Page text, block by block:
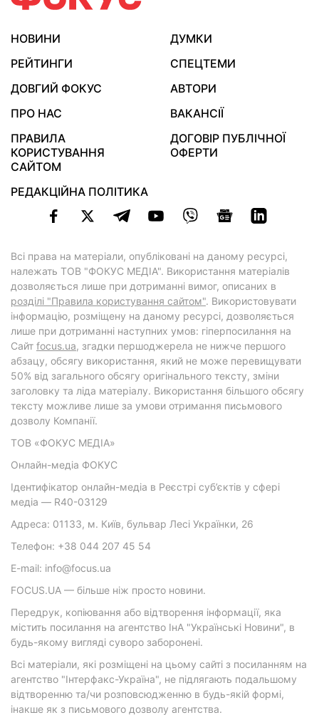
НОВИНИ
ДУМКИ
РЕЙТИНГИ
СПЕЦТЕМИ
ДОВГИЙ ФОКУС
АВТОРИ
ПРО НАС
ВАКАНСІЇ
ПРАВИЛА
КОРИСТУВАННЯ
САЙТОМ
ДОГОВІР ПУБЛІЧНОЇ
ОФЕРТИ
РЕДАКЦІЙНА ПОЛІТИКА
Всі права на матеріали, опубліковані на даному ресурсі,
належать ТОВ "ФОКУС МЕДІА". Використання матеріалів
дозволяється лише при дотриманні вимог, описаних в
розділі "Правила користування сайтом". Використовувати
інформацію, розміщену на даному ресурсі, дозволяється
лише при дотриманні наступних умов: гіперпосилання на
Cайт focus.ua, згадки першоджерела не нижче першого
абзацу, обсягу використання, який не може перевищувати
50% від загального обсягу оригінального тексту, зміни
заголовку та ліда матеріалу. Використання більшого обсягу
тексту можливе лише за умови отримання письмового
дозволу Компанії.
ТОВ «ФОКУС МЕДІА»
Онлайн-медіа ФОКУС
Ідентифікатор онлайн-медіа в Реєстрі суб’єктів у сфері
медіа — R40-03129
Адреса: 01133, м. Київ, бульвар Лесі Українки, 26
Телефон: +38 044 207 45 54
E-mail: info@focus.ua
FOCUS.UA — більше ніж просто новини.
Передрук, копіювання або відтворення інформації, яка
містить посилання на агентство ІнА "Українські Новини", в
будь-якому вигляді суворо заборонені.
Всі матеріали, які розміщені на цьому сайті з посиланням на
агентство "Інтерфакс-Україна", не підлягають подальшому
відтворенню та/чи розповсюдженню в будь-якій формі,
інакше як з письмового дозволу агентства.